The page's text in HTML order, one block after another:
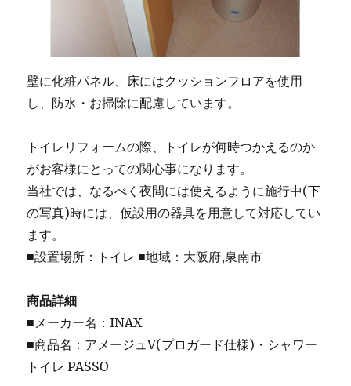
壁に化粧パネル、床にはクッションフロアを使用
し、防水・お掃除に配慮しています。
トイレリフォームの際、トイレが何時つかえるのか
がお客様にとっての関心事になります。
当社では、なるべく夜間には使えるように施行中(下
の写真)時には、仮設用の器具を用意して対応してい
ます。
■設置場所：トイレ ■地域：大阪府,泉南市
商品詳細
■メーカー名：INAX
■商品名：アメージュV(プロガード仕様)・シャワー
トイレ PASSO